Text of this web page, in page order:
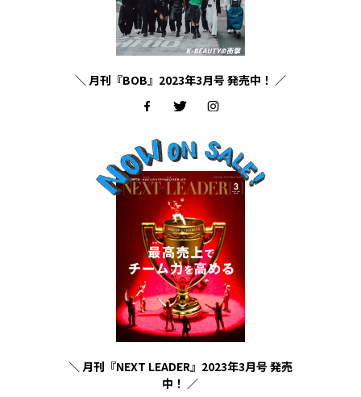
＼ 月刊『BOB』2023年3月号 発売中！ ／
＼ 月刊『NEXT LEADER』2023年3月号 発売
中！ ／